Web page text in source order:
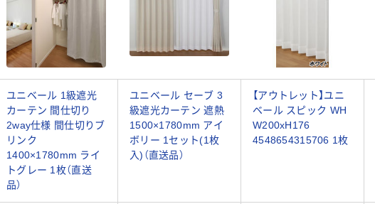
ユニベール 1級遮光
カーテン 間仕切り
2way仕様 間仕切りブ
リンク
1400×1780mm ライ
トグレー 1枚（直送
品）
ユニベール セーブ 3
級遮光カーテン 遮熱
1500×1780mm アイ
ボリー 1セット(1枚
入)（直送品）
【アウトレット】ユニ
ベール スピック WH
W200xH176
4548654315706 1枚